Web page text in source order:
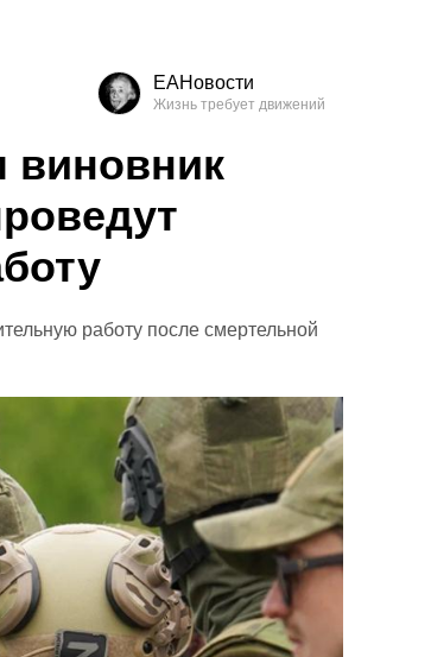
ЕАНовости
виновник
работу после смертельной